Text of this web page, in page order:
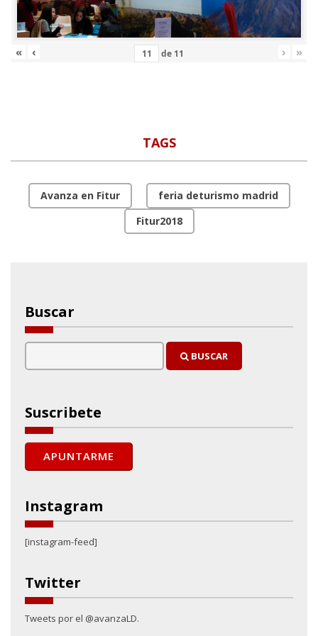
« ‹ de 11 › »
TAGS
Avanza en Fitur
feria deturismo madrid
Fitur2018
Buscar
BUSCAR
Suscribete
Instagram
[instagram-feed]
Twitter
Tweets por el @avanzaLD.